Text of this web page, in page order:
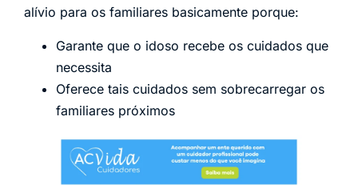
alívio para os familiares basicamente porque:
Garante que o idoso recebe os cuidados que
necessita
Oferece tais cuidados sem sobrecarregar os
familiares próximos